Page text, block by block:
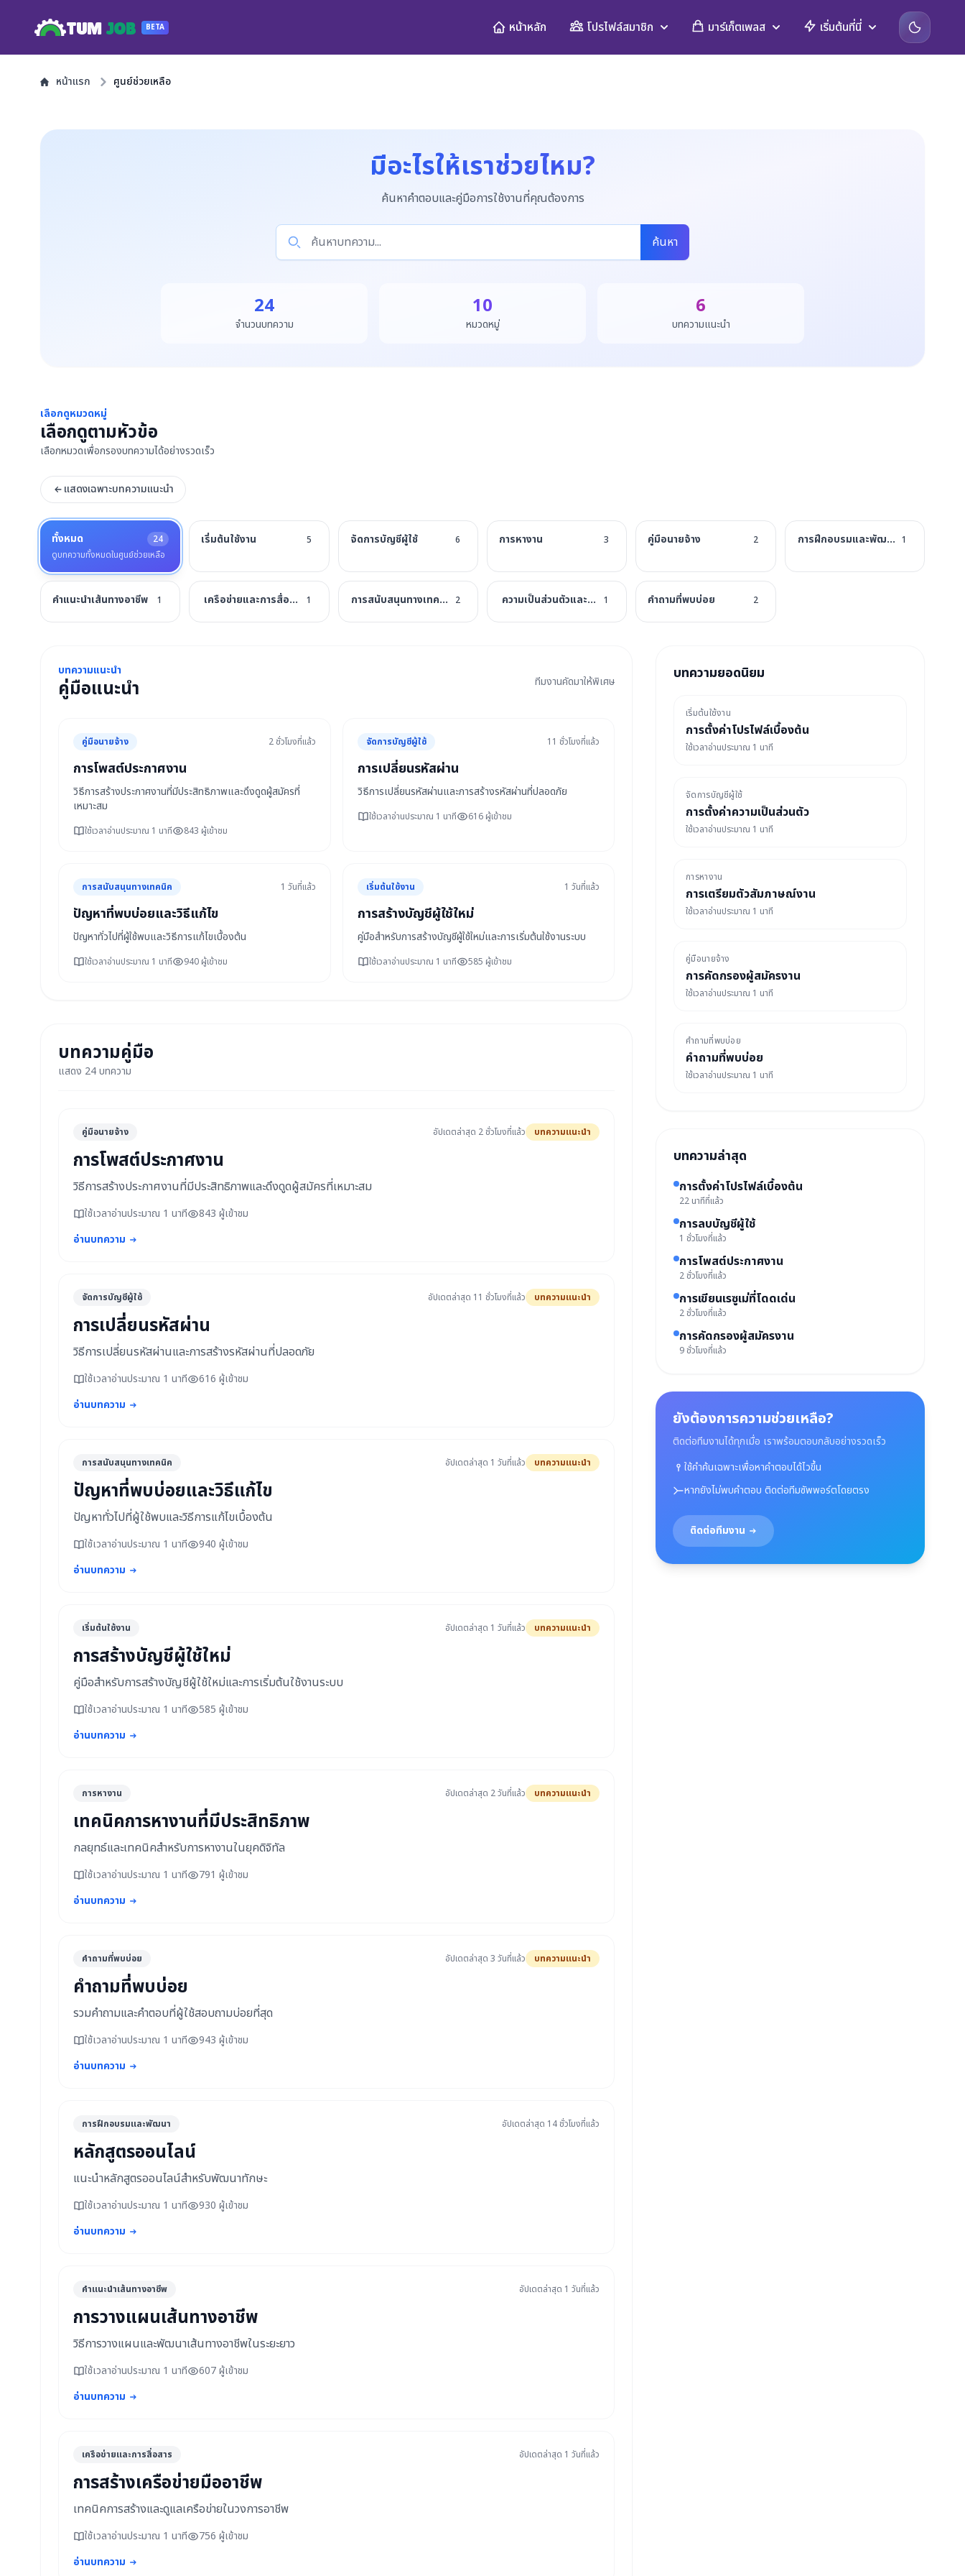
TUM JOB BETA หน้าหลัก โปรไฟล์สมาชิก มาร์เก็ตเพลส เริ่มต้นที่นี่
หน้าแรก ศูนย์ช่วยเหลือ
มีอะไรให้เราช่วยไหม?
ค้นหาคำตอบและคู่มือการใช้งานที่คุณต้องการ
ค้นหา
24
จำนวนบทความ
10
หมวดหมู่
6
บทความแนะนำ
เลือกดูหมวดหมู่
เลือกดูตามหัวข้อ
เลือกหมวดเพื่อกรองบทความได้อย่างรวดเร็ว
แสดงเฉพาะบทความแนะนำ
ทั้งหมด
24
ดูบทความทั้งหมดในศูนย์ช่วยเหลือ
เริ่มต้นใช้งาน 5 จัดการบัญชีผู้ใช้ 6 การหางาน 3 คู่มือนายจ้าง 2 การฝึกอบรมและพัฒนา 1
คำแนะนำเส้นทางอาชีพ 1 เครือข่ายและการสื่อสาร 1 การสนับสนุนทางเทคนิค 2 ความเป็นส่วนตัวและความปลอดภัย
1 คำถามที่พบบ่อย 2
บทความแนะนำ
คู่มือแนะนำ ทีมงานคัดมาให้พิเศษ
คู่มือนายจ้าง 2 ชั่วโมงที่แล้ว
การโพสต์ประกาศงาน
วิธีการสร้างประกาศงานที่มีประสิทธิภาพและดึงดูดผู้สมัครที่
เหมาะสม
ใช้เวลาอ่านประมาณ 1 นาที 843 ผู้เข้าชม
จัดการบัญชีผู้ใช้ 11 ชั่วโมงที่แล้ว
การเปลี่ยนรหัสผ่าน
วิธีการเปลี่ยนรหัสผ่านและการสร้างรหัสผ่านที่ปลอดภัย
ใช้เวลาอ่านประมาณ 1 นาที 616 ผู้เข้าชม
การสนับสนุนทางเทคนิค 1 วันที่แล้ว
ปัญหาที่พบบ่อยและวิธีแก้ไข
ปัญหาทั่วไปที่ผู้ใช้พบและวิธีการแก้ไขเบื้องต้น
ใช้เวลาอ่านประมาณ 1 นาที 940 ผู้เข้าชม
เริ่มต้นใช้งาน 1 วันที่แล้ว
การสร้างบัญชีผู้ใช้ใหม่
คู่มือสำหรับการสร้างบัญชีผู้ใช้ใหม่และการเริ่มต้นใช้งานระบบ
ใช้เวลาอ่านประมาณ 1 นาที 585 ผู้เข้าชม
บทความคู่มือ
แสดง 24 บทความ
คู่มือนายจ้าง อัปเดตล่าสุด 2 ชั่วโมงที่แล้ว บทความแนะนำ
การโพสต์ประกาศงาน
วิธีการสร้างประกาศงานที่มีประสิทธิภาพและดึงดูดผู้สมัครที่เหมาะสม
ใช้เวลาอ่านประมาณ 1 นาที
843 ผู้เข้าชม
อ่านบทความ
จัดการบัญชีผู้ใช้ อัปเดตล่าสุด 11 ชั่วโมงที่แล้ว บทความแนะนำ
การเปลี่ยนรหัสผ่าน
วิธีการเปลี่ยนรหัสผ่านและการสร้างรหัสผ่านที่ปลอดภัย
ใช้เวลาอ่านประมาณ 1 นาที
616 ผู้เข้าชม
อ่านบทความ
การสนับสนุนทางเทคนิค อัปเดตล่าสุด 1 วันที่แล้ว บทความแนะนำ
ปัญหาที่พบบ่อยและวิธีแก้ไข
ปัญหาทั่วไปที่ผู้ใช้พบและวิธีการแก้ไขเบื้องต้น
ใช้เวลาอ่านประมาณ 1 นาที
940 ผู้เข้าชม
อ่านบทความ
เริ่มต้นใช้งาน อัปเดตล่าสุด 1 วันที่แล้ว บทความแนะนำ
การสร้างบัญชีผู้ใช้ใหม่
คู่มือสำหรับการสร้างบัญชีผู้ใช้ใหม่และการเริ่มต้นใช้งานระบบ
ใช้เวลาอ่านประมาณ 1 นาที
585 ผู้เข้าชม
อ่านบทความ
การหางาน อัปเดตล่าสุด 2 วันที่แล้ว บทความแนะนำ
เทคนิคการหางานที่มีประสิทธิภาพ
กลยุทธ์และเทคนิคสำหรับการหางานในยุคดิจิทัล
ใช้เวลาอ่านประมาณ 1 นาที
791 ผู้เข้าชม
อ่านบทความ
คำถามที่พบบ่อย อัปเดตล่าสุด 3 วันที่แล้ว บทความแนะนำ
คำถามที่พบบ่อย
รวมคำถามและคำตอบที่ผู้ใช้สอบถามบ่อยที่สุด
ใช้เวลาอ่านประมาณ 1 นาที
943 ผู้เข้าชม
อ่านบทความ
การฝึกอบรมและพัฒนา อัปเดตล่าสุด 14 ชั่วโมงที่แล้ว
หลักสูตรออนไลน์
แนะนำหลักสูตรออนไลน์สำหรับพัฒนาทักษะ
ใช้เวลาอ่านประมาณ 1 นาที
930 ผู้เข้าชม
อ่านบทความ
คำแนะนำเส้นทางอาชีพ อัปเดตล่าสุด 1 วันที่แล้ว
การวางแผนเส้นทางอาชีพ
วิธีการวางแผนและพัฒนาเส้นทางอาชีพในระยะยาว
ใช้เวลาอ่านประมาณ 1 นาที
607 ผู้เข้าชม
อ่านบทความ
เครือข่ายและการสื่อสาร อัปเดตล่าสุด 1 วันที่แล้ว
การสร้างเครือข่ายมืออาชีพ
เทคนิคการสร้างและดูแลเครือข่ายในวงการอาชีพ
ใช้เวลาอ่านประมาณ 1 นาที
756 ผู้เข้าชม
อ่านบทความ
บทความยอดนิยม
เริ่มต้นใช้งาน
การตั้งค่าโปรไฟล์เบื้องต้น
ใช้เวลาอ่านประมาณ 1 นาที
จัดการบัญชีผู้ใช้
การตั้งค่าความเป็นส่วนตัว
ใช้เวลาอ่านประมาณ 1 นาที
การหางาน
การเตรียมตัวสัมภาษณ์งาน
ใช้เวลาอ่านประมาณ 1 นาที
คู่มือนายจ้าง
การคัดกรองผู้สมัครงาน
ใช้เวลาอ่านประมาณ 1 นาที
คำถามที่พบบ่อย
คำถามที่พบบ่อย
ใช้เวลาอ่านประมาณ 1 นาที
บทความล่าสุด
การตั้งค่าโปรไฟล์เบื้องต้น
22 นาทีที่แล้ว
การลบบัญชีผู้ใช้
1 ชั่วโมงที่แล้ว
การโพสต์ประกาศงาน
2 ชั่วโมงที่แล้ว
การเขียนเรซูเม่ที่โดดเด่น
2 ชั่วโมงที่แล้ว
การคัดกรองผู้สมัครงาน
9 ชั่วโมงที่แล้ว
ยังต้องการความช่วยเหลือ?
ติดต่อทีมงานได้ทุกเมื่อ เราพร้อมตอบกลับอย่างรวดเร็ว
ใช้คำค้นเฉพาะเพื่อหาคำตอบได้ไวขึ้น
หากยังไม่พบคำตอบ ติดต่อทีมซัพพอร์ตโดยตรง
ติดต่อทีมงาน